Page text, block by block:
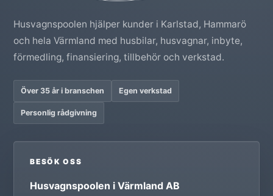
Husvagnspoolen hjälper kunder i Karlstad, Hammarö
och hela Värmland med husbilar, husvagnar, inbyte,
förmedling, finansiering, tillbehör och verkstad.
Över 35 år i branschen Egen verkstad
Personlig rådgivning
BESÖK OSS
Husvagnspoolen i Värmland AB